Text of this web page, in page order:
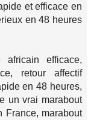
et efficace en
en 48 heures
africain efficace,
retour affectif
en 48 heures,
un vrai marabout
France, marabout